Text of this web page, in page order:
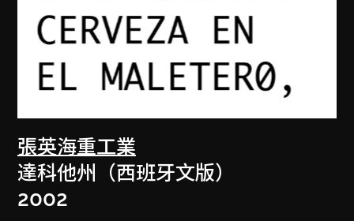
張英海重工業
達科他州（西班牙文版）
2002